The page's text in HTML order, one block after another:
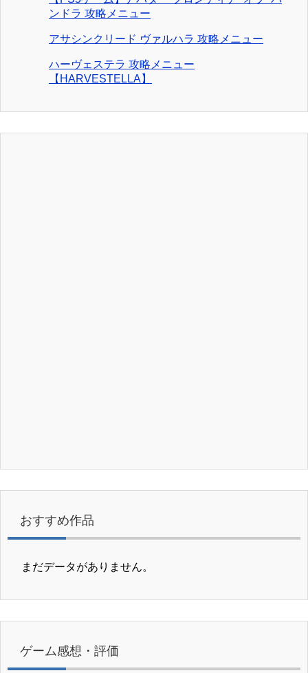
ンドラ 攻略メニュー
アサシンクリード ヴァルハラ 攻略メニュー
ハーヴェステラ 攻略メニュー
【HARVESTELLA】
おすすめ作品
まだデータがありません。
ゲーム感想・評価